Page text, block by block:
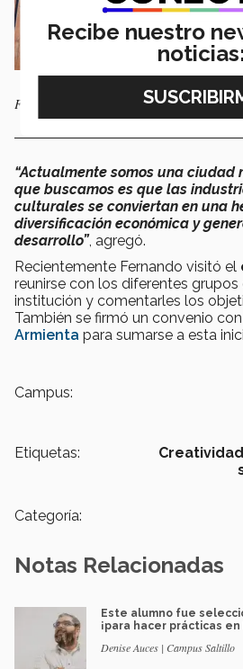
FOTO: Ninfa García
“Actualmente somos una
que buscamos es que las
culturales se conviertan en una
diversificación económica y
desarrollo”, agregó.
Recientemente Fernando visitó el
reunirse con los diferentes
institución y comentarles los
También se firmó un convenio
Armienta para sumarse a esta
Campus:
Etiquetas:
Categoría:
Notas Relacionadas
Este alumno fue
¡para hacer prácticas en
Denise Auces | Campus Saltillo
Recibe nuestro
noticias: